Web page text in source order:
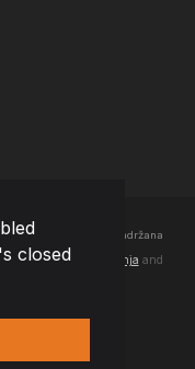
closed
- Sva prava zadržana
našimPravila korištenja and